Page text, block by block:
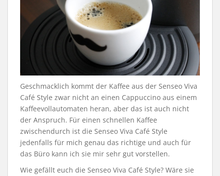
Geschmacklich kommt der Kaffee aus der Senseo Viva
Café Style zwar nicht an einen Cappuccino aus einem
Kaffeevollautomaten heran, aber das ist auch nicht
der Anspruch. Für einen schnellen Kaffee
zwischendurch ist die Senseo Viva Café Style
jedenfalls für mich genau das richtige und auch für
das Büro kann ich sie mir sehr gut vorstellen.
Wie gefällt euch die Senseo Viva Café Style? Wäre sie